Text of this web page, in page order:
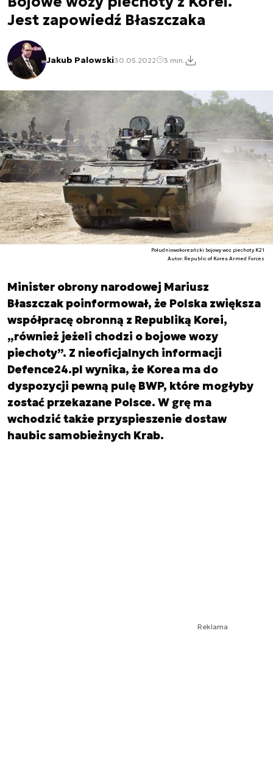
Jest zapowiedź Błaszczaka
Jakub Palowski30.05.2022 3 min.
Południowokoreański bojowy wóz piechoty K21
Autor. Republic of Korea Armed Forces
Minister obrony narodowej Mariusz
Błaszczak poinformował, że Polska zwiększa
współpracę obronną z Republiką Korei,
„również jeżeli chodzi o bojowe wozy
piechoty”. Z nieoficjalnych informacji
Defence24.pl wynika, że Korea ma do
dyspozycji pewną pulę BWP, które mogłyby
zostać przekazane Polsce. W grę ma
wchodzić także przyspieszenie dostaw
haubic samobieżnych Krab.
Reklama